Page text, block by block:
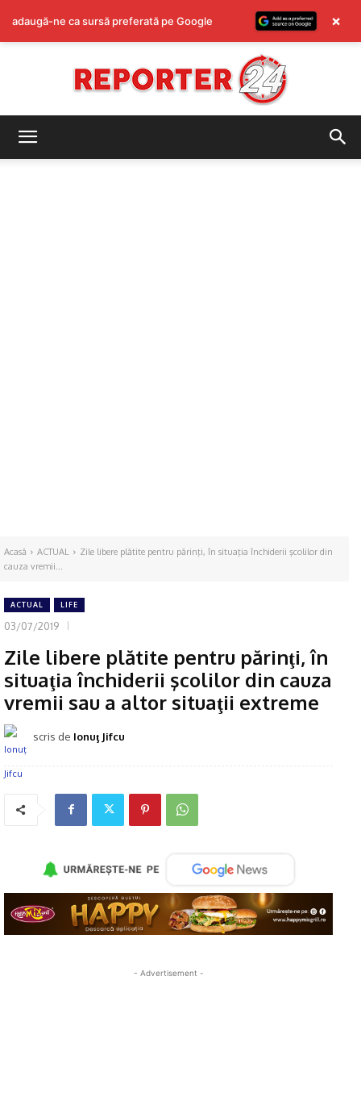
Acasă ACTUAL
Zile libere plătite pentru părinţi, în situaţia închiderii şcolilor din
cauza vremii...
ACTUAL LIFE
03/07/2019
Zile libere plătite pentru părinţi, în
situaţia închiderii şcolilor din cauza
vremii sau a altor situaţii extreme
scris de Ionuţ Jifcu
- Advertisement -
adaugă-ne ca sursă preferată pe Google ×